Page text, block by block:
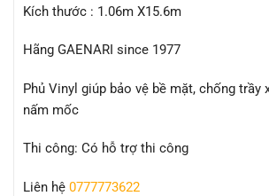
Kích thước : 1.06m X15.6m
Hãng GAENARI since 1977
Phủ Vinyl giúp bảo vệ bề mặt, chống trầy
nấm mốc
Thi công: Có hỗ trợ thi công
Liên hệ 0777773622